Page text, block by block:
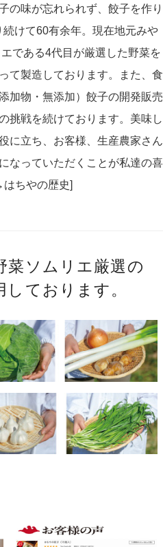
の味が忘れられず、餃子を作り
けて60有余年。現在地元みや
である4代目が厳選した野菜を
て製造しております。また、食
加物・無添加）餃子の開発販売
挑戦を続けております。美味し
に立ち、お客様、生産農家さん
なっていただくことが私達の喜
ちやの歴史]
菜ソムリエ厳選の
しております。